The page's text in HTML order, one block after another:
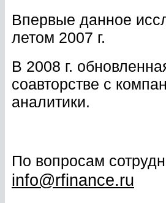
Впервые данное
летом 2007 г.
В 2008 г.
соавторстве с
аналитики.
По вопросам
info@rfinance.ru